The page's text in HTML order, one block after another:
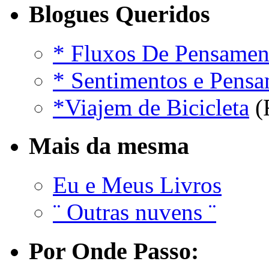
Blogues Queridos
* Fluxos De
* Sentimentos e
*Viajem de Bicicleta
Mais da mesma
Eu e Meus Livros
¨ Outras nuvens ¨
Por Onde Passo: